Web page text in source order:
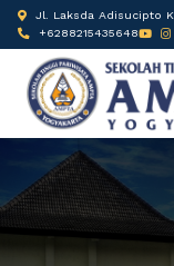
Jl. Laksda Adisucipto
+6288215435648